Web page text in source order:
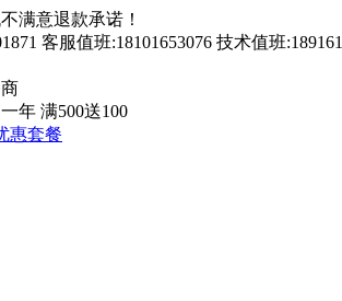
满意退款承诺！
客服值班:18101653076 技术值班
年 满500送100
惠套餐